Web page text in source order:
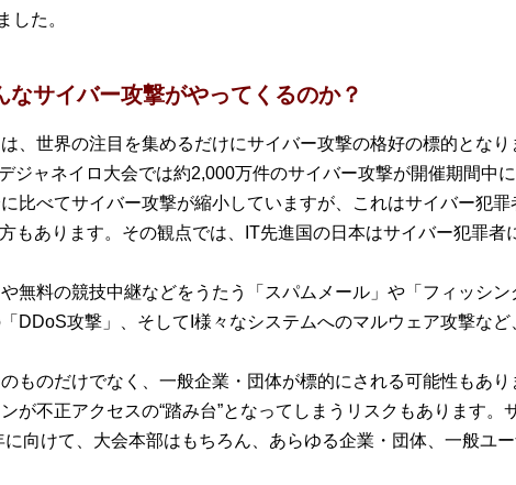
した。
サイバー攻撃がやってくるのか？
、世界の注目を集めるだけにサイバー攻撃の格好の標的とな
ジャネイロ大会では約2,000万件のサイバー攻撃が開催期間中
比べてサイバー攻撃が縮小していますが、これはサイバー犯
もあります。その観点では、IT先進国の日本はサイバー犯罪者
無料の競技中継などをうたう「スパムメール」や「フィッシ
DDoS攻撃」、そしてI様々なシステムへのマルウェア攻撃な
ものだけでなく、一般企業・団体が標的にされる可能性もあ
が不正アクセスの“踏み台”となってしまうリスクもあります。
向けて、大会本部はもちろん、あらゆる企業・団体、一般ユ